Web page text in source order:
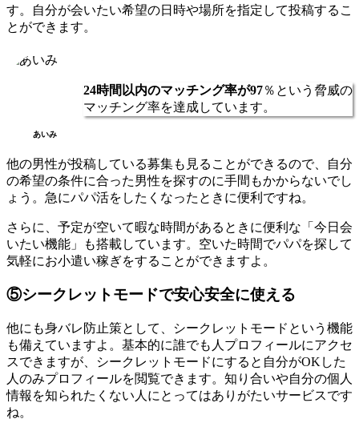
す。自分が会いたい希望の日時や場所を指定して投稿するこ
とができます。
あいみ
24時間以内のマッチング率が97％という脅威の
マッチング率を達成しています。
他の男性が投稿している募集も見ることができるので、自分
の希望の条件に合った男性を探すのに手間もかからないでし
ょう。急にパパ活をしたくなったときに便利ですね。
さらに、予定が空いて暇な時間があるときに便利な「今日会
いたい機能」も搭載しています。空いた時間でパパを探して
気軽にお小遣い稼ぎをすることができますよ。
⑤シークレットモードで安心安全に使える
他にも身バレ防止策として、シークレットモードという機能
も備えていますよ。基本的に誰でも人プロフィールにアクセ
スできますが、シークレットモードにすると自分がOKした
人のみプロフィールを閲覧できます。知り合いや自分の個人
情報を知られたくない人にとってはありがたいサービスです
ね。